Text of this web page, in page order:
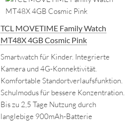
TCL MOVETIME Family Watch
MT48X 4GB Cosmic Pink
Smartwatch für Kinder. Integrierte
Kamera und 4G-Konnektivität.
Komfortable Standortverlaufsfunktion.
Schulmodus für bessere Konzentration.
Bis zu 2,5 Tage Nutzung durch
langlebige 900mAh-Batterie